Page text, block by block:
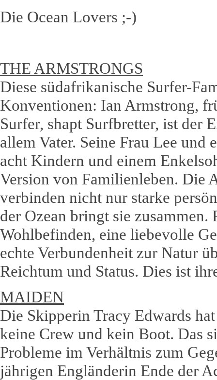
Die Ocean Lovers ;-)
THE ARMSTRONGS
Diese südafrikanische Surfer-
Konventionen: Ian Armstrong,
Surfer, shapt Surfbretter, ist der
allem Vater. Seine Frau Lee und
acht Kindern und einem
Version von Familienleben. Die
verbinden nicht nur starke
der Ozean bringt sie zusammen.
Wohlbefinden, eine liebevolle
echte Verbundenheit zur Natur
Reichtum und Status. Dies ist
MAIDEN
Die Skipperin Tracy Edwards
keine Crew und kein Boot. Das
Probleme im Verhältnis zum
jährigen Engländerin Ende der